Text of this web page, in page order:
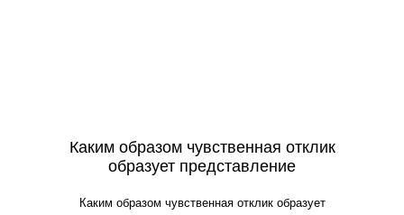
Каким образом чувственная отклик
образует представление
Каким образом чувственная отклик образует